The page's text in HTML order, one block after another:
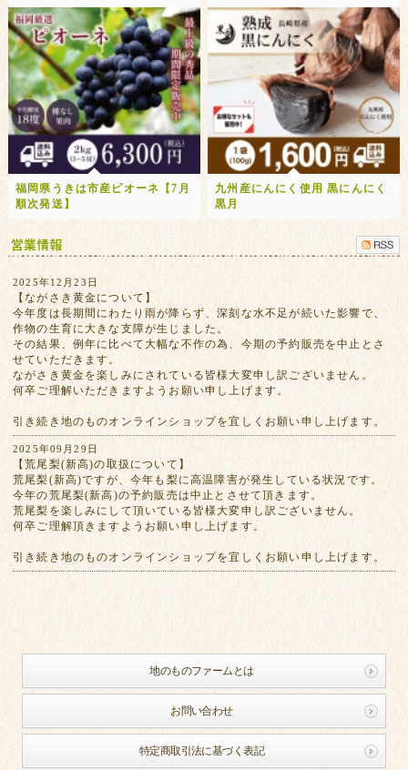
福岡県うきは市産ピオーネ【7月
順次発送】
九州産にんにく使用 黒にんにく
黒月
2025年12月23日
【ながさき黄金について】
今年度は長期間にわたり雨が降らず、深刻な水不足が続いた影響で、
作物の生育に大きな支障が生じました。
その結果、例年に比べて大幅な不作の為、今期の予約販売を中止とさ
せていただきます。
ながさき黄金を楽しみにされている皆様大変申し訳ございません。
何卒ご理解いただきますようお願い申し上げます。
引き続き地のものオンラインショップを宜しくお願い申し上げます。
2025年09月29日
【荒尾梨(新高)の取扱について】
荒尾梨(新高)ですが、今年も梨に高温障害が発生している状況です。
今年の荒尾梨(新高)の予約販売は中止とさせて頂きます。
荒尾梨を楽しみにして頂いている皆様大変申し訳ございません。
何卒ご理解頂きますようお願い申し上げます。
引き続き地のものオンラインショップを宜しくお願い申し上げます。
地のものファームとは
お問い合わせ
特定商取引法に基づく表記